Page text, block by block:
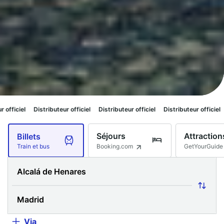
officiel Distributeur officiel Distributeur officiel Distributeur
Billets
Train et bus
Séjours
Booking.com GetYourGuide
Via